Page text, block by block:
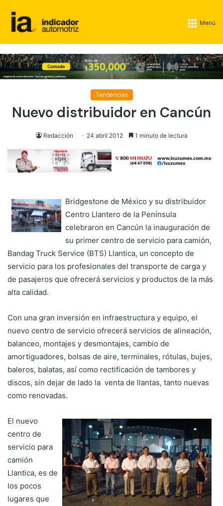
Menú
Tendencias
Nuevo distribuidor en Cancún
Redacción 24 abril 2012 1 minuto de lectura
Bridgestone de México y su distribuidor
Centro Llantero de la Península
celebraron en Cancún la inauguración de
su primer centro de servicio para camión,
Bandag Truck Service (BTS) Llantica, un concepto de
servicio para los profesionales del transporte de carga y
de pasajeros que ofrecerá servicios y productos de la más
alta calidad.
Con una gran inversión en infraestructura y equipo, el
nuevo centro de servicio ofrecerá servicios de alineación,
balanceo, montajes y desmontajes, cambio de
amortiguadores, bolsas de aire, terminales, rótulas, bujes,
baleros, balatas, así como rectificación de tambores y
discos, sin dejar de lado la venta de llantas, tanto nuevas
como renovadas.
El nuevo
centro de
servicio para
camión
Llantica, es de
los pocos
lugares que